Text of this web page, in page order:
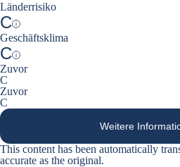
Länderrisiko
C
Help
Geschäftsklima
C
Help
Zuvor
C
Zuvor
C
Weitere
This content has been automatically
accurate as the original.